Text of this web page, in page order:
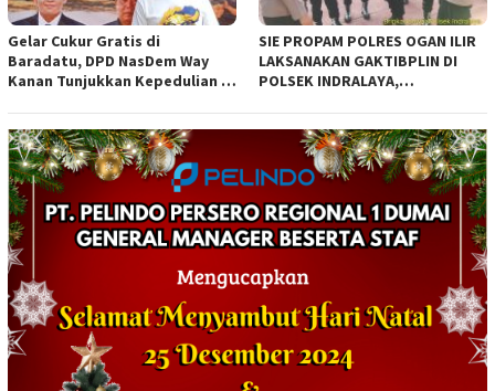
Gelar Cukur Gratis di
Baradatu, DPD NasDem Way
Kanan Tunjukkan Kepedulian di
SIE PROPAM POLRES OGAN ILIR
LAKSANAKAN GAKTIBPLIN DI
POLSEK INDRALAYA,
PERSONEL POLRI*